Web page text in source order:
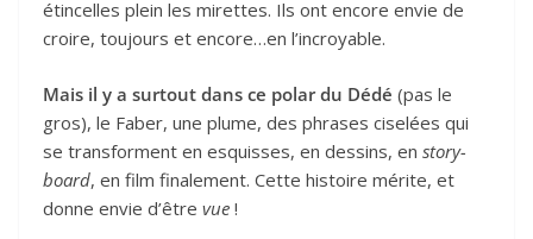
étincelles plein les mirettes. Ils ont encore envie de
croire, toujours et encore…en l’incroyable.
Mais il y a surtout dans ce polar du Dédé (pas le
gros), le Faber, une plume, des phrases ciselées qui
se transforment en esquisses, en dessins, en story-
board, en film finalement. Cette histoire mérite, et
donne envie d’être vue !